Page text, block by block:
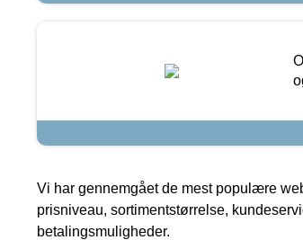
Vi har gennemgået de mest populære
prisniveau, sortimentstørrelse,
betalingsmuligheder.